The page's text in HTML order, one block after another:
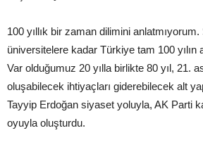
100 yıllık bir zaman dilimini
üniversitelere kadar Türkiye tam 100 yılın
Var olduğumuz 20 yılla birlikte 80 yıl, 21.
oluşabilecek ihtiyaçları giderebilecek alt
Tayyip Erdoğan siyaset yoluyla, AK Parti
oyuyla oluşturdu.